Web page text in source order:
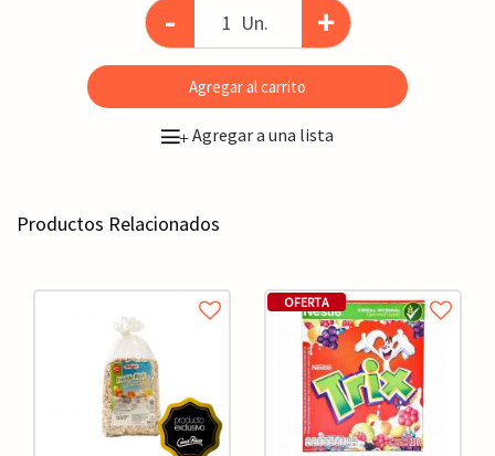
- Un. +
Agregar al carrito
+Agregar a una lista
Productos Relacionados
OFERTA